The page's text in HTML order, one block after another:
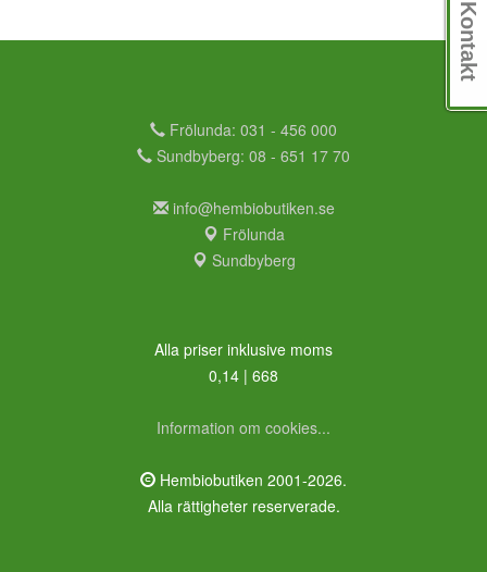
Frölunda: 031 - 456 000
Sundbyberg: 08 - 651 17 70
info@hembiobutiken.se
Frölunda
Sundbyberg
Alla priser inklusive moms
0,14 | 668
Information om cookies...
Hembiobutiken 2001-2026.
Alla rättigheter reserverade.
Kontakt